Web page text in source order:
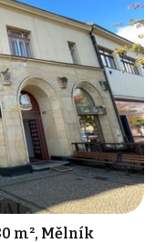
m², Mělník